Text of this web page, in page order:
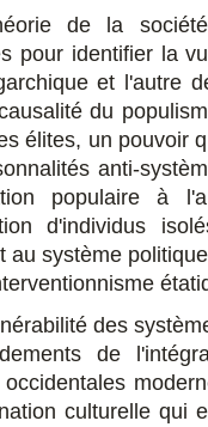
de la
pour identifier la
et l'autre
du
élites, un pouvoir
anti-
populaire à
d'individus
au système
des
de
culturelle qui